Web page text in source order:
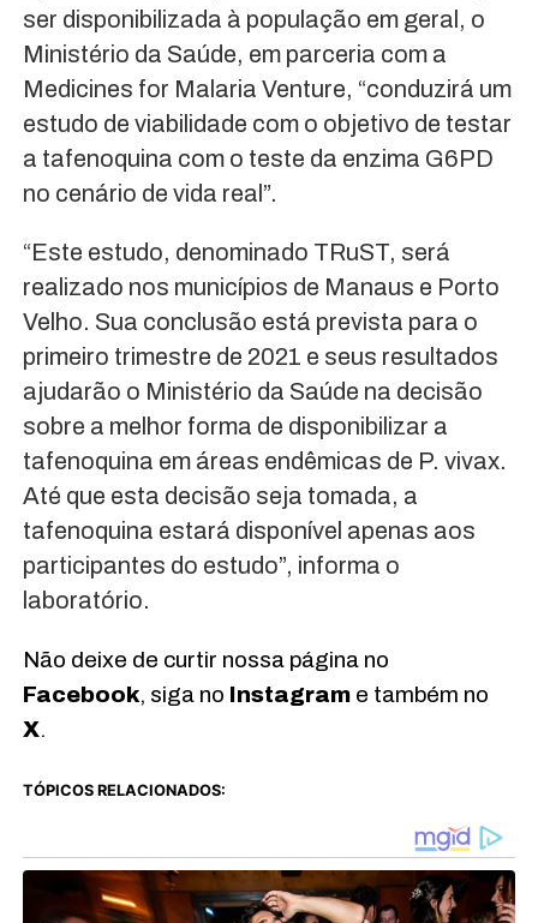
ser disponibilizada à população em geral, o
Ministério da Saúde, em parceria com a
Medicines for Malaria Venture, “conduzirá um
estudo de viabilidade com o objetivo de testar
a tafenoquina com o teste da enzima G6PD
no cenário de vida real”.
“Este estudo, denominado TRuST, será
realizado nos municípios de Manaus e Porto
Velho. Sua conclusão está prevista para o
primeiro trimestre de 2021 e seus resultados
ajudarão o Ministério da Saúde na decisão
sobre a melhor forma de disponibilizar a
tafenoquina em áreas endêmicas de P. vivax.
Até que esta decisão seja tomada, a
tafenoquina estará disponível apenas aos
participantes do estudo”, informa o
laboratório.
Não deixe de curtir nossa página no
Facebook, siga no Instagrame também no
X.
TÓPICOS RELACIONADOS: